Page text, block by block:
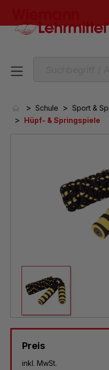
> Schule > Sport &
> Hüpf- & Springspiele
Preis
inkl. MwSt.